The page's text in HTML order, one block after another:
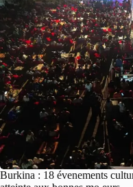
Burkina : 18 évenements